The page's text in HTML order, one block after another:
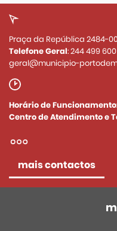
Praça da República 2484-
Telefone Geral:244 499 600
geral@municipio-
Horário de Funcionamento
Centro de Atendimento e
mais contactos